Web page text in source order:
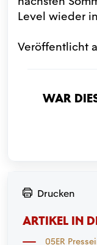
Level wieder
Veröffentlicht
War
Drucken
ARTIKEL IN
05ER